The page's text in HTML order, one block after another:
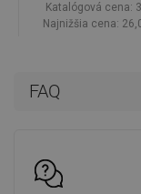
FAQ
Katalógová cena:
Najnižšia cena: